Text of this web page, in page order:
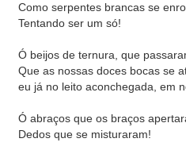
Como serpentes brancas se
Tentando ser um só!
Ó beijos de ternura, que
Que as nossas doces bocas se
eu já no leito aconchegada, em
Ó abraços que os braços
Dedos que se misturaram!